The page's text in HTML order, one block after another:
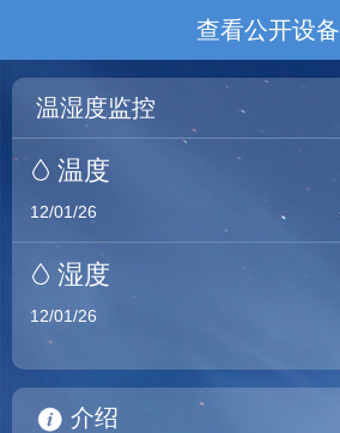
查看公开设备
温湿度监控
温度
12/01/26
湿度
12/01/26
介绍